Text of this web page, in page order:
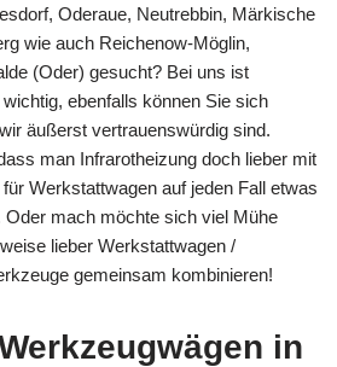
Oderaue, Neutrebbin, Märkische
wie auch Reichenow-Möglin,
(Oder) gesucht? Bei uns ist
ebenfalls können Sie sich
äußerst vertrauenswürdig sind.
man Infrarotheizung doch lieber mit
Werkstattwagen auf jeden Fall etwas
Oder mach möchte sich viel Mühe
lieber Werkstattwagen /
gemeinsam kombinieren!
in